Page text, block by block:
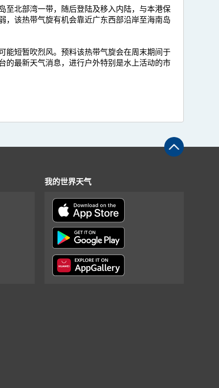
至北部湾一带，随后登陆及移入内陆，与本港保
，该热带气旋有机会靠近广东西部沿岸至海南岛
能短暂吹烈风。预料该热带气旋会在周末期间于
的最新天气消息，进行户外特别是水上活动的市
我的世界天气